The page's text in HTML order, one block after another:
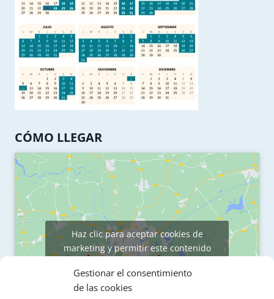
Gestionar el consentimiento
de las cookies
CÓMO LLEGAR
Haz clic para aceptar cookies de
marketing y permitir este contenido